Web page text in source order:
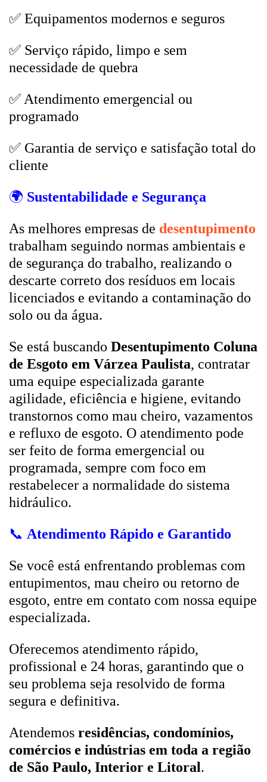
✅ Equipamentos modernos e seguros
✅ Serviço rápido, limpo e sem
necessidade de quebra
✅ Atendimento emergencial ou
programado
✅ Garantia de serviço e satisfação total do
cliente
🌍 Sustentabilidade e Segurança
As melhores empresas de desentupimento
trabalham seguindo normas ambientais e
de segurança do trabalho, realizando o
descarte correto dos resíduos em locais
licenciados e evitando a contaminação do
solo ou da água.
Se está buscando Desentupimento Coluna
de Esgoto em Várzea Paulista, contratar
uma equipe especializada garante
agilidade, eficiência e higiene, evitando
transtornos como mau cheiro, vazamentos
e refluxo de esgoto. O atendimento pode
ser feito de forma emergencial ou
programada, sempre com foco em
restabelecer a normalidade do sistema
hidráulico.
📞 Atendimento Rápido e Garantido
Se você está enfrentando problemas com
entupimentos, mau cheiro ou retorno de
esgoto, entre em contato com nossa equipe
especializada.
Oferecemos atendimento rápido,
profissional e 24 horas, garantindo que o
seu problema seja resolvido de forma
segura e definitiva.
Atendemos residências, condomínios,
comércios e indústrias em toda a região
de São Paulo, Interior e Litoral.